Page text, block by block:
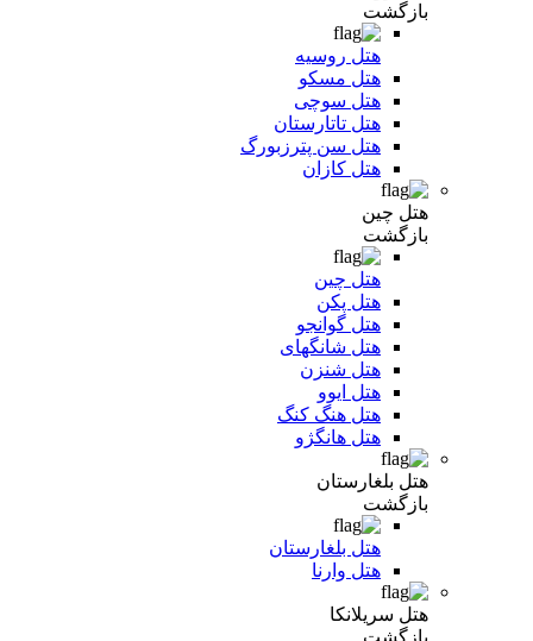
بازگشت
هتل روسیه
هتل مسکو
هتل سوچی
هتل تاتارستان
هتل سن پترزبورگ
هتل کازان
هتل چین
بازگشت
هتل چین
هتل پکن
هتل گوانجو
هتل شانگهای
هتل شنزن
هتل ایوو
هتل هنگ کنگ
هتل هانگژو
هتل بلغارستان
بازگشت
هتل بلغارستان
هتل وارنا
هتل سریلانکا
بازگشت